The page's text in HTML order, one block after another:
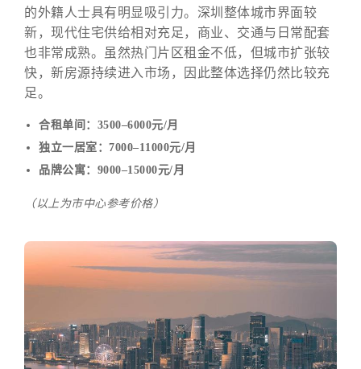
的外籍人士具有明显吸引力。深圳整体城市界面较
新，现代住宅供给相对充足，商业、交通与日常配套
也非常成熟。虽然热门片区租金不低，但城市扩张较
快，新房源持续进入市场，因此整体选择仍然比较充
足。
合租单间：3500–6000元/月
独立一居室：7000–11000元/月
品牌公寓：9000–15000元/月
（以上为市中心参考价格）